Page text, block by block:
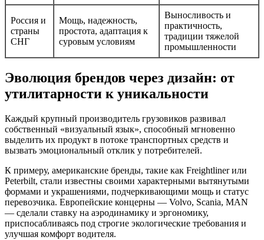
Россия и
страны
СНГ
Мощь, надежность,
простота, адаптация к
суровым условиям
Выносливость и
практичность,
традиции тяжелой
промышленности
Эволюция брендов через дизайн: от
утилитарности к уникальности
Каждый крупный производитель грузовиков развивал
собственный «визуальный язык», способный мгновенно
выделить их продукт в потоке транспортных средств и
вызвать эмоциональный отклик у потребителей.
К примеру, американские бренды, такие как Freightliner или
Peterbilt, стали известны своими характерными вытянутыми
формами и украшениями, подчеркивающими мощь и статус
перевозчика. Европейские концерны — Volvo, Scania, MAN
— сделали ставку на аэродинамику и эргономику,
приспосабливаясь под строгие экологические требования и
улучшая комфорт водителя.